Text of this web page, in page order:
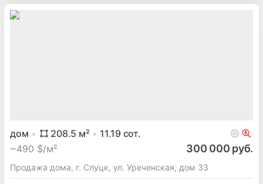
дом 208.5 м² 11.19сот.
~490 $/м² 300 000 руб.
Продажа дома, г. Слуцк, ул. Уреченская, дом 33